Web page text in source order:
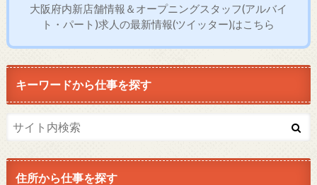
大阪府内新店舗情報＆オープニングスタッフ(アルバイ
ト・パート)求人の最新情報(ツイッター)はこちら
キーワードから仕事を探す
住所から仕事を探す